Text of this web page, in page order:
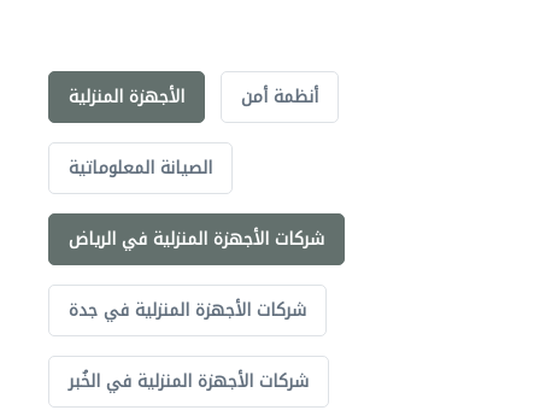
الأجهزة المنزلية أنظمة أمن
الصيانة المعلوماتية
شركات الأجهزة المنزلية في الرياض
شركات الأجهزة المنزلية في جدة
شركات الأجهزة المنزلية في الخُبر